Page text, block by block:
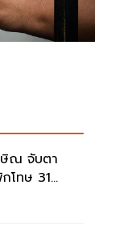
ษิณ จับตา
โทษ 31